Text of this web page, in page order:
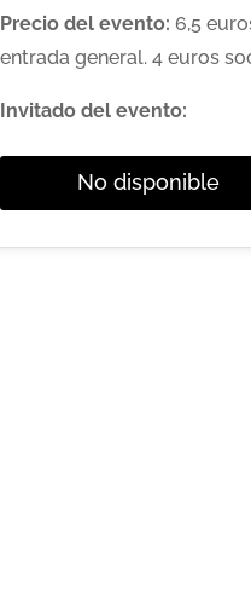
Precio del evento: 6,5
entrada general. 4 euros
Invitado del evento:
No disponible